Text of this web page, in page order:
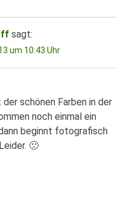
sagt:
um 10:43 Uhr
schönen Farben in der
noch einmal ein
beginnt fotografisch
🙁